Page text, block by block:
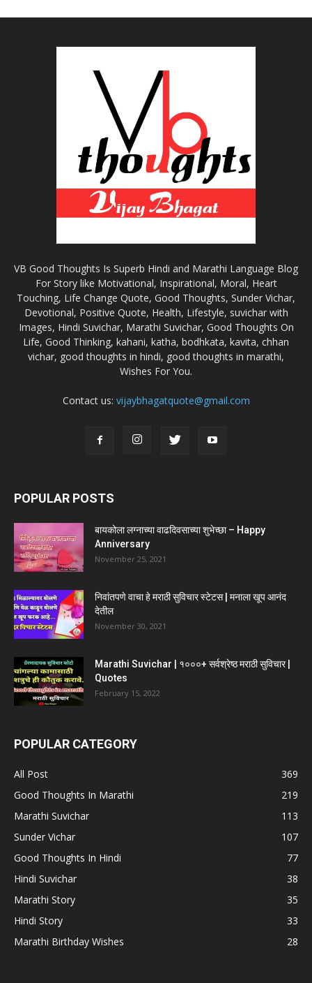
VB Good Thoughts Is Superb Hindi and Marathi Language Blog
For Story like Motivational, Inspirational, Moral, Heart
Touching, Life Change Quote, Good Thoughts, Sunder Vichar,
Devotional, Positive Quote, Health, Lifestyle, suvichar with
Images, Hindi Suvichar, Marathi Suvichar, Good Thoughts On
Life, Good Thinking, kahani, katha, bodhkata, kavita, chhan
vichar, good thoughts in hindi, good thoughts in marathi,
Wishes For You.
Contact us: vijaybhagatquote@gmail.com
POPULAR POSTS
बायकोला लग्नाच्या वाढदिवसाच्या शुभेच्छा – Happy
Anniversary
November 25, 2021
निवांतपणे वाचा हे मराठी सुविचार स्टेटस | मनाला खूप आनंद
देतील
November 30, 2021
Marathi Suvichar | १०००+ सर्वश्रेष्ठ मराठी सुविचार |
Quotes
February 15, 2022
POPULAR CATEGORY
All Post
369
Good Thoughts In Marathi
219
Marathi Suvichar
113
Sunder Vichar
107
Good Thoughts In Hindi
77
Hindi Suvichar
38
Marathi Story
35
Hindi Story
33
Marathi Birthday Wishes
28